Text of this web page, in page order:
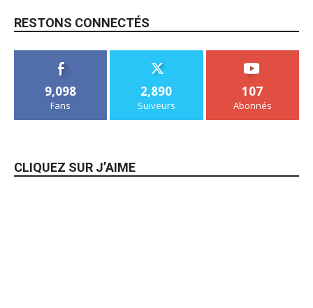
RESTONS CONNECTÉS
9,098
Fans
2,890
Suiveurs
107
Abonnés
CLIQUEZ SUR J’AIME